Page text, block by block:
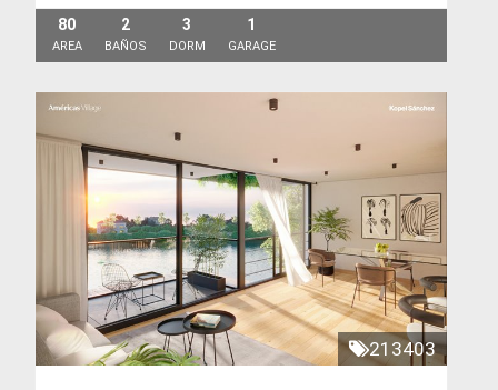
80
AREA
2
BAÑOS
3
DORM
1
GARAGE
213403